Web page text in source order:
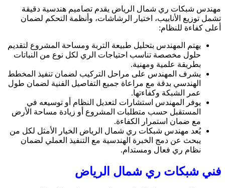
مهندس شبكات ري شمال الرياض يقدم تصاميم هندسية دقيقة
تشمل توزيع الأنابيب، اختيار الرشاشات، وأنظمة التحكم لضمان
أعلى كفاءة للنظام:
يهتم المهندس بتحليل طبيعة التربة ومساحة المشروع لتقديم
حلول مخصصة تناسب احتياجات الري لكل نوع من النباتات
بطريقة علمية ومهنية.
يشرف المهندس على مراحل التركيب لضمان تنفيذ المخطط
الهندسي بدقة مع مراعاة جميع التفاصيل الفنية لضمان طول
عمر الشبكة وكفاءتها.
يوفر المهندس استشارات لتعديل النظام أو توسيعه في
المستقبل حسب متطلبات المشروع أو زيادة مساحة الأرض
مع ضمان استمرار الكفاءة.
يُعد مهندس شبكات ري شمال الرياض الخيار الأمثل لكل من
يبحث عن دمج الخبرة الهندسية مع التنفيذ العملي لضمان
نظام ري فعال ومستدام.
فني شبكات ري شمال الرياض